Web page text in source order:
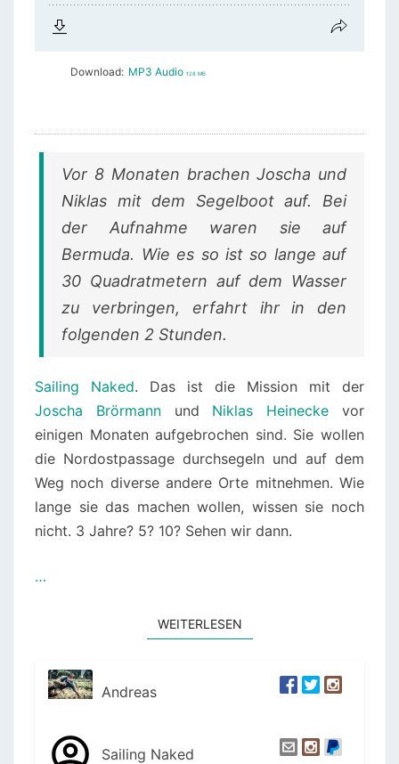
Download: MP3 Audio 128 MB
Vor 8 Monaten brachen Joscha und
Niklas mit dem Segelboot auf. Bei
der Aufnahme waren sie auf
Bermuda. Wie es so ist so lange auf
30 Quadratmetern auf dem Wasser
zu verbringen, erfahrt ihr in den
folgenden 2 Stunden.
Sailing Naked. Das ist die Mission mit der
Joscha Brörmannund Niklas Heinecke vor
einigen Monaten aufgebrochen sind. Sie wollen
die Nordostpassage durchsegeln und auf dem
Weg noch diverse andere Orte mitnehmen. Wie
lange sie das machen wollen, wissen sie noch
nicht. 3 Jahre? 5? 10? Sehen wir dann.
…
WEITERLESENWEITERLESEN
Andreas
Sailing Naked